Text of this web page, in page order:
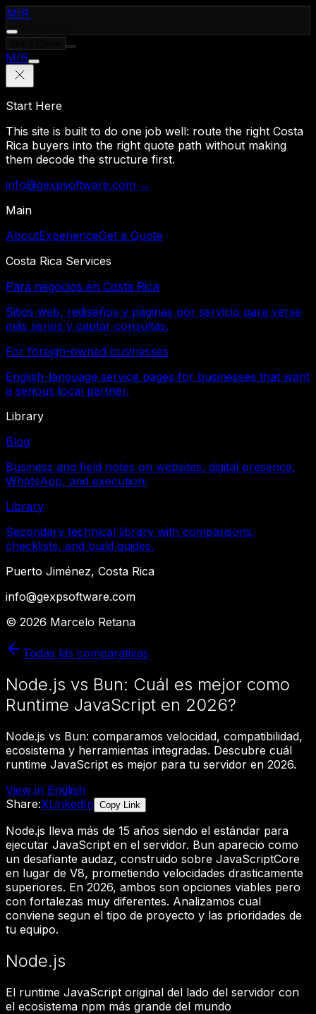
M/R
M/R
Start Here
This site is built to do one job well: route the right Costa
Rica buyers into the right quote path without making
them decode the structure first.
info@gexpsoftware.com →
Main
AboutExperienceGet a Quote
Costa Rica Services
Para negocios en Costa Rica
Sitios web, rediseños y páginas por servicio para verse
más serios y captar consultas.
For foreign-owned businesses
English-language service pages for businesses that want
a serious local partner.
Library
Blog
Business and field notes on websites, digital presence,
WhatsApp, and execution.
Library
Secondary technical library with comparisons,
checklists, and build guides.
Puerto Jiménez, Costa Rica
info@gexpsoftware.com
© 2026 Marcelo Retana
Todas las comparativas
Node.js vs Bun: Cuál es mejor como
Runtime JavaScript en 2026?
Node.js vs Bun: comparamos velocidad, compatibilidad,
ecosistema y herramientas integradas. Descubre cuál
runtime JavaScript es mejor para tu servidor en 2026.
View in English
Share:XLinkedIn Copy Link
Node.js lleva más de 15 años siendo el estándar para
ejecutar JavaScript en el servidor. Bun aparecio como
un desafiante audaz, construido sobre JavaScriptCore
en lugar de V8, prometiendo velocidades drasticamente
superiores. En 2026, ambos son opciones viables pero
con fortalezas muy diferentes. Analizamos cual
conviene segun el tipo de proyecto y las prioridades de
tu equipo.
Node.js
El runtime JavaScript original del lado del servidor con
el ecosistema npm más grande del mundo